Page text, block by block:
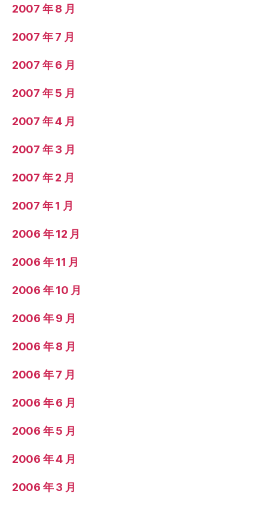
2007 年 8 月
2007 年 7 月
2007 年 6 月
2007 年 5 月
2007 年 4 月
2007 年 3 月
2007 年 2 月
2007 年 1 月
2006 年 12 月
2006 年 11 月
2006 年 10 月
2006 年 9 月
2006 年 8 月
2006 年 7 月
2006 年 6 月
2006 年 5 月
2006 年 4 月
2006 年 3 月